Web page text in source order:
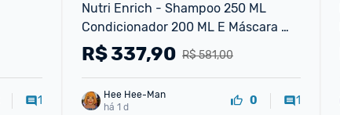
1
Nutri Enrich - Shampoo 250 ML
Condicionador 200 ML E Máscara
150 ML!
R$ 581,00
R$337,90
Hee Hee-Man
há 1 d
0 1